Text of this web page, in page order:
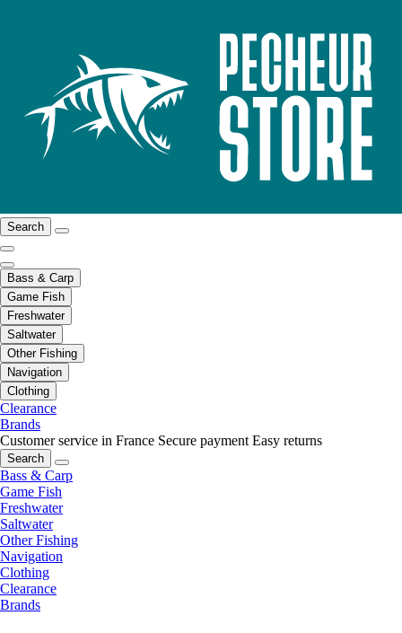
Search
Bass & Carp
Game Fish
Freshwater
Saltwater
Other Fishing
Navigation
Clothing
Clearance
Brands
Customer service in France Secure payment Easy returns
Search
Bass & Carp
Game Fish
Freshwater
Saltwater
Other Fishing
Navigation
Clothing
Clearance
Brands